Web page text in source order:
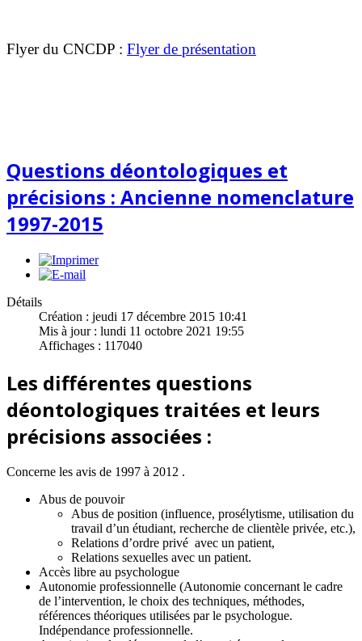
Flyer du CNCDP : Flyer de présentation
Questions déontologiques et
précisions : Ancienne nomenclature
1997-2015
Détails
Création : jeudi 17 décembre 2015 10:41
Mis à jour : lundi 11 octobre 2021 19:55
Affichages : 117040
Les différentes questions
déontologiques traitées et leurs
précisions associées :
Concerne les avis de 1997 à 2012 .
Abus de pouvoir
Abus de position (influence, prosélytisme, utilisation du
travail d’un étudiant, recherche de clientèle privée, etc.),
Relations d’ordre privé avec un patient,
Relations sexuelles avec un patient.
Accès libre au psychologue
Autonomie professionnelle (Autonomie concernant le cadre
de l’intervention, le choix des techniques, méthodes,
références théoriques utilisées par le psychologue.
Indépendance professionnelle.